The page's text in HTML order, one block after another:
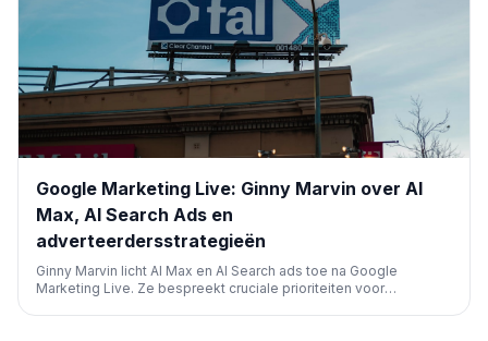
Google Marketing Live: Ginny Marvin over AI
Max, AI Search Ads en
adverteerdersstrategieën
Ginny Marvin licht AI Max en AI Search ads toe na Google
Marketing Live. Ze bespreekt cruciale prioriteiten voor